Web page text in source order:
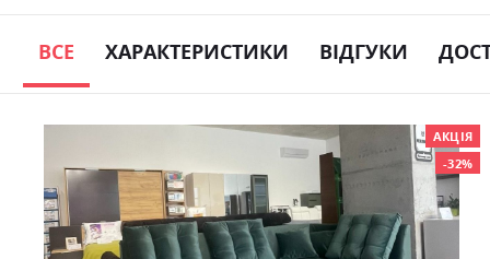
ВСЕ ХАРАКТЕРИСТИКИ ВІДГУКИ
АКЦІЯ
-32%
the
end